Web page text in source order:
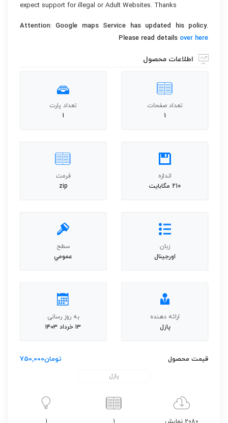
expect support for illegal or Adult Websites. Thanks
Attention: Google maps Service has updated his policy.
Please read details over here
اطلاعات محصول
تعداد صفحات
1
تعداد پارت
1
اندازه
210 مگابايت
فرمت
zip
زبان
اورجينال
سطح
عمومي
ارائه دهنده
پازل
به روز رسانی
۱۳ خرداد ۱۴۰۳
قیمت محصول تومان750,000
پازل